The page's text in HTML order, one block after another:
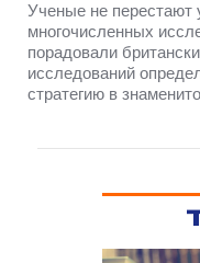
Ученые не перестают
многочисленных
порадовали
исследований
стратегию в